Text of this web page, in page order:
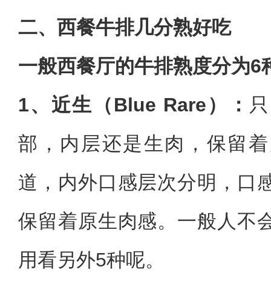
二、西餐牛排几分熟好吃
一般西餐厅的牛排熟度分为6
1、近生（Blue Rare）：
部，内层还是生肉，保留
道，内外口感层次分明，口
保留着原生肉感。一般人不
用看另外5种呢。